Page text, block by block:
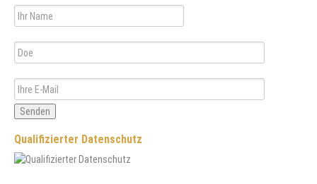
Senden
Qualifizierter Datenschutz